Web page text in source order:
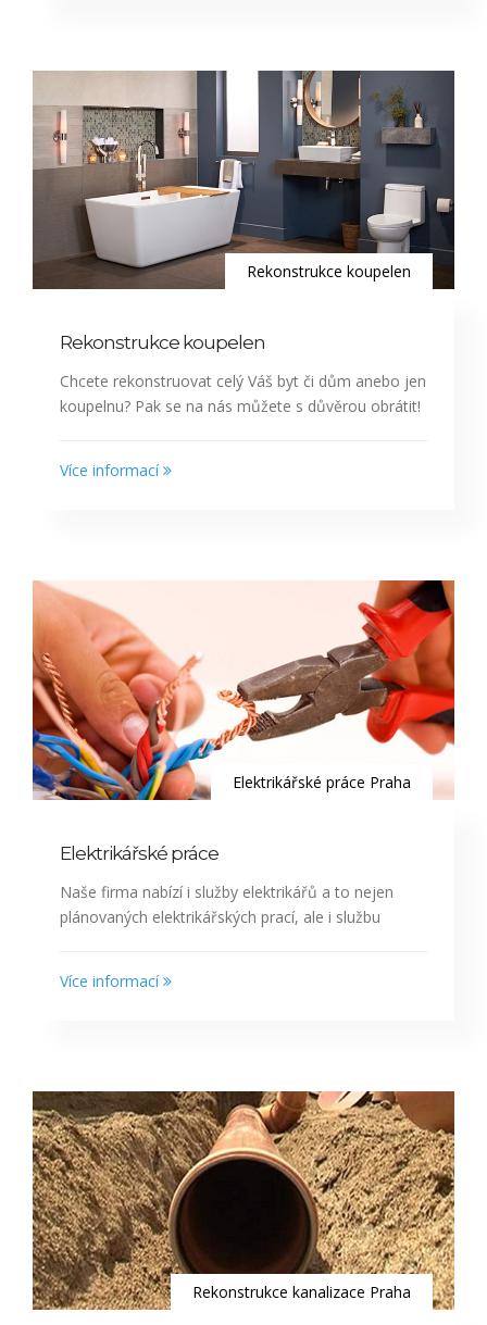
Rekonstrukce koupelen
Rekonstrukce koupelen
Chcete rekonstruovat celý Váš byt či dům anebo jen
koupelnu? Pak se na nás můžete s důvěrou obrátit!
Více informací
Elektrikářské práce Praha
Elektrikářské práce
Naše firma nabízí i služby elektrikářů a to nejen
plánovaných elektrikářských prací, ale i službu
Více informací
Rekonstrukce kanalizace Praha